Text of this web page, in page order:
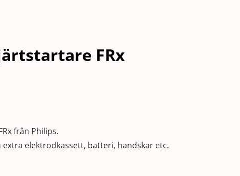
FRx
från Philips.
elektrodkassett, batteri, handskar etc.